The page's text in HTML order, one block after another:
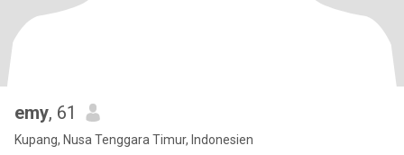
emy, 61
Kupang, Nusa Tenggara Timur, Indonesien